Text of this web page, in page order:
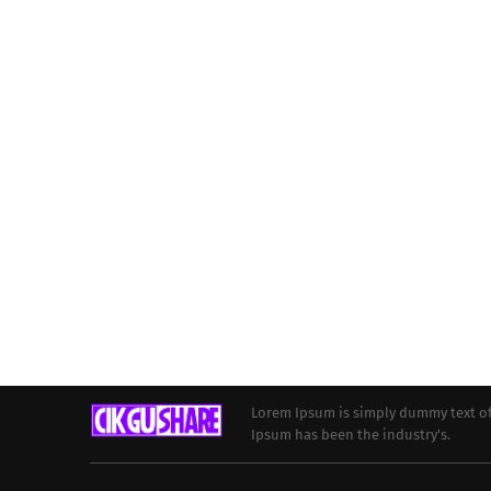
Lorem Ipsum is simply dummy text
Ipsum has been the industry's.